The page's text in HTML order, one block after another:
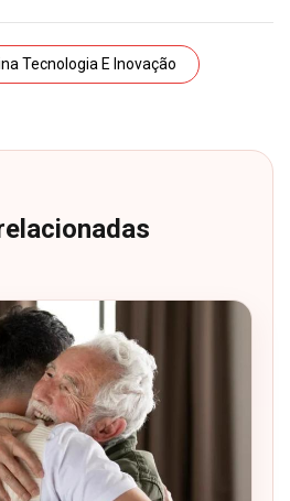
Tecnologia E Inovação